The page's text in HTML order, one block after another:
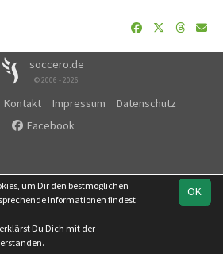
soccero.de
© 2006 - 2026
Kontakt Impressum
Datenschutz
Facebook
OK
um Dir den bestmöglichen
Informationen findest
Du Dich mit der